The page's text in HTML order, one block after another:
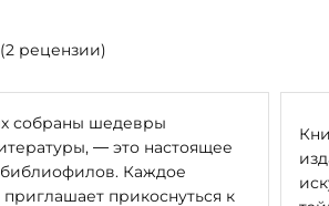
(2 рецензии)
собраны шедевры
— это настоящее
Каждое
прикоснуться к